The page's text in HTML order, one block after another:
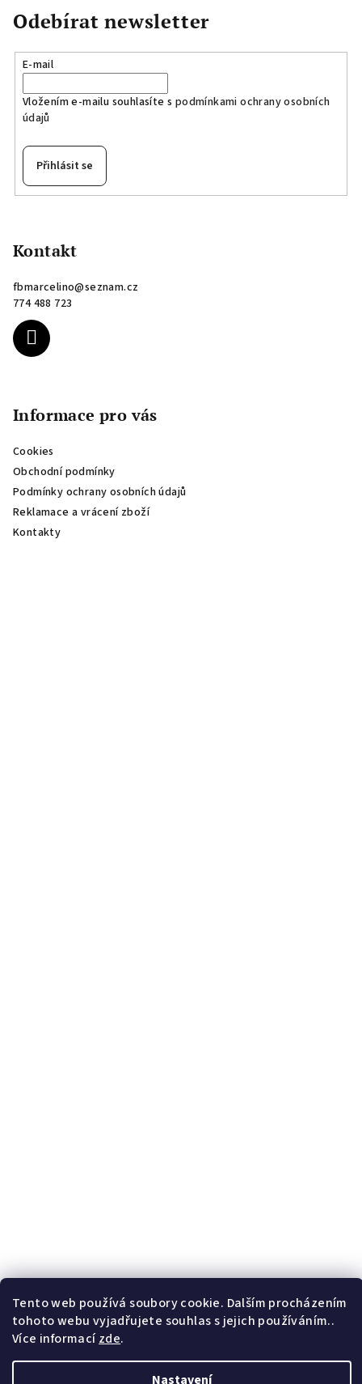
Tento web používá soubory cookie. Dalším procházením
tohoto webu vyjadřujete souhlas s jejich používáním..
Více informacízde.
Nastavení
Odebírat newsletter
E-mail
Vložením e-mailu souhlasíte s podmínkami ochrany osobních
údajů
Přihlásit se
Kontakt
fbmarcelino@seznam.cz
774 488 723
Informace pro vás
Cookies
Obchodní podmínky
Podmínky ochrany osobních údajů
Reklamace a vrácení zboží
Kontakty